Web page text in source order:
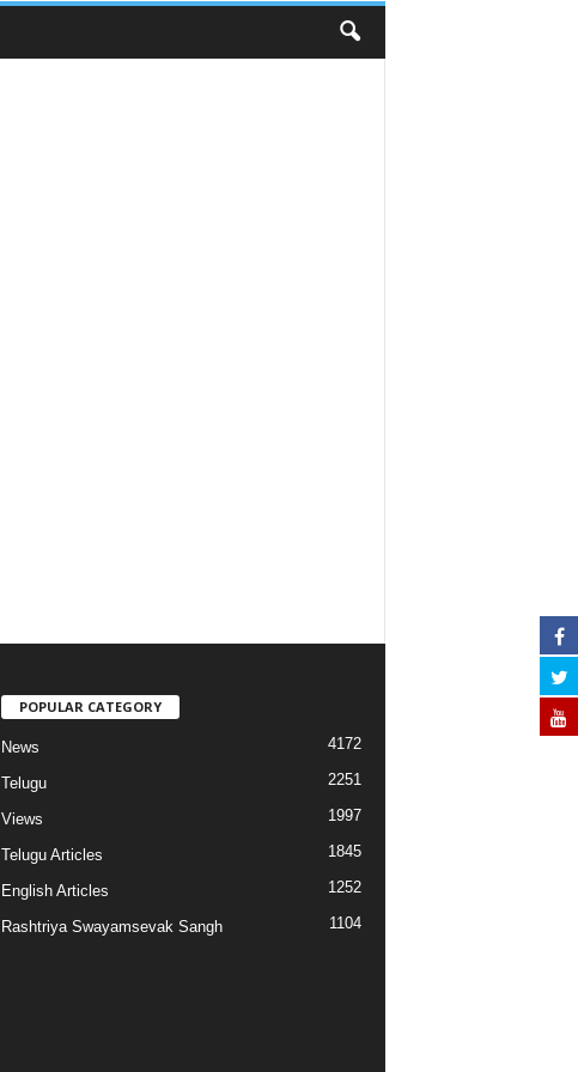
POPULAR CATEGORY
News 4172
Telugu 2251
Views 1997
Telugu Articles 1845
English Articles 1252
Rashtriya Swayamsevak Sangh 1104